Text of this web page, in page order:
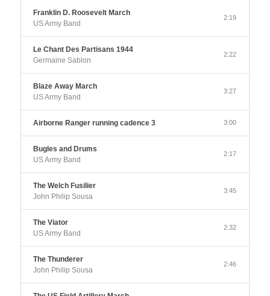
Franklin D. Roosevelt March
US Army Band
2:19
Le Chant Des Partisans 1944
Germaine Sablon
2:22
Blaze Away March
US Army Band
3:27
Airborne Ranger running cadence 3 3:00
Bugles and Drums
US Army Band
2:17
The Welch Fusilier
John Philip Sousa
3:45
The Viator
US Army Band
2:32
The Thunderer
John Philip Sousa
2:46